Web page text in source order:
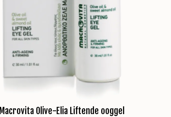
Macrovita Olive-Elia Liftende ooggel